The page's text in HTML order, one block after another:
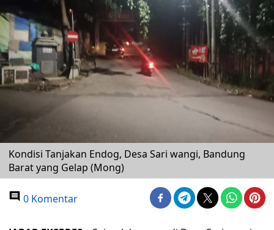
Kondisi Tanjakan Endog, Desa Sari wangi, Bandung
Barat yang Gelap (Mong)
0 Komentar